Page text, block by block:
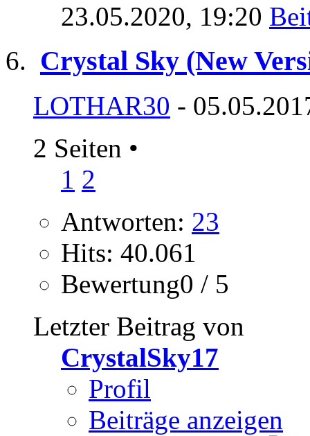
23.05.2020, 19:20
Crystal Sky (New
LOTHAR30 -
2 Seiten •
1 2
Antworten: 23
Hits: 40.061
Bewertung0 / 5
Letzter Beitrag von
CrystalSky17
Profil
Beiträge anzeigen